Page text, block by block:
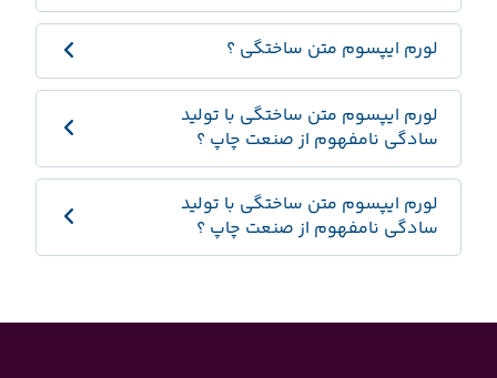
لورم ایپسوم متن ساختگی ؟
لورم ایپسوم متن ساختگی با تولید
سادگی نامفهوم از صنعت چاپ ؟
لورم ایپسوم متن ساختگی با تولید
سادگی نامفهوم از صنعت چاپ ؟